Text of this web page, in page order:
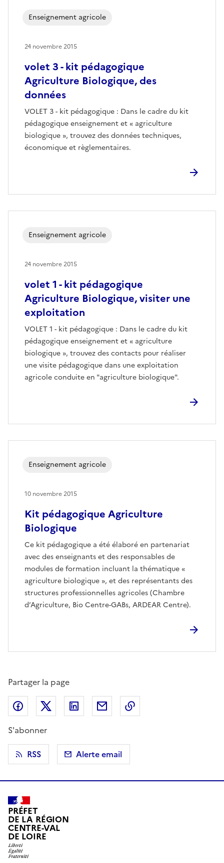
volet 3 - kit pédagogique
Agriculture Biologique, des
données
VOLET 3 - kit pédagogique : Dans le cadre du kit
pédagogique enseignement et « agriculture
biologique », trouvez des données techniques,
économique et règlementaires.
Enseignement agricole
24 novembre 2015
volet 1 - kit pédagogique
Agriculture Biologique, visiter une
exploitation
VOLET 1 - kit pédagogique : Dans le cadre du kit
pédagogique enseignement et « agriculture
biologique », trouvez des contacts pour réaliser
une visite pédagogique dans une exploitation
agricole conduite en "agriculture biologique".
Enseignement agricole
24 novembre 2015
Kit pédagogique Agriculture
Biologique
Ce kit pédagogique a été élaboré en partenariat
avec des enseignants et des responsables de
modules de formation incluant la thématique «
agriculture biologique », et des représentants des
structures professionnelles agricoles (Chambre
d’Agriculture, Bio Centre-GABs, ARDEAR Centre).
Enseignement agricole
10 novembre 2015
Partager la page
Partager sur Facebook
Partager sur X (anciennement Twitter)
Partager sur LinkedIn
Partager par email
S'abonner
RSS
Alerte email
PRÉFET
DE LA RÉGION
CENTRE-VAL
DE LOIRE